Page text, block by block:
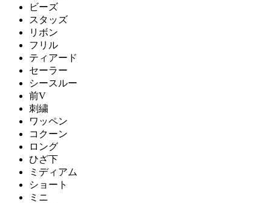
ビーズ
スタッズ
リボン
フリル
ティアード
セーラー
シースルー
前V
刺繍
ワッペン
コクーン
ロング
ひざ下
ミディアム
ショート
ミニ